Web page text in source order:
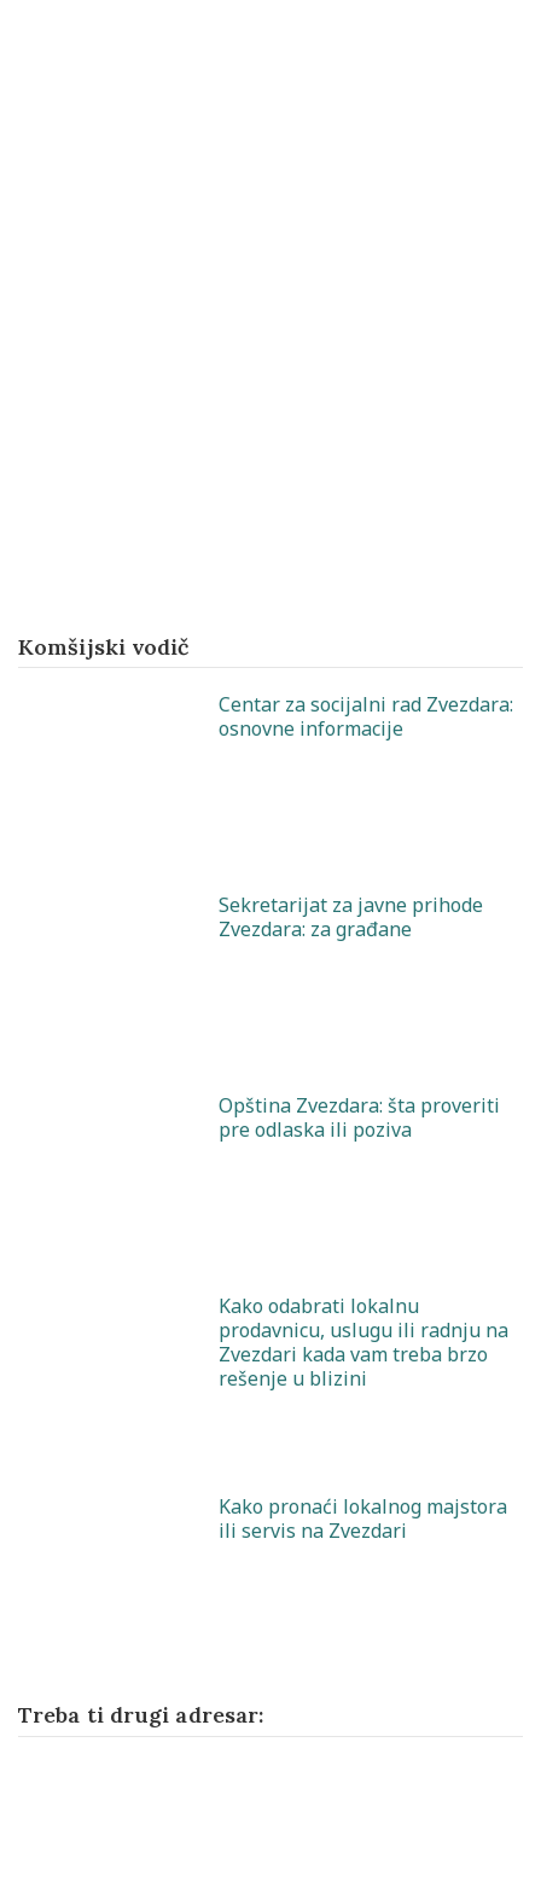
Komšijski vodič
Centar za socijalni rad Zvezdara:
osnovne informacije
Sekretarijat za javne prihode
Zvezdara: za građane
Opština Zvezdara: šta proveriti
pre odlaska ili poziva
Kako odabrati lokalnu
prodavnicu, uslugu ili radnju na
Zvezdari kada vam treba brzo
rešenje u blizini
Kako pronaći lokalnog majstora
ili servis na Zvezdari
Treba ti drugi adresar: